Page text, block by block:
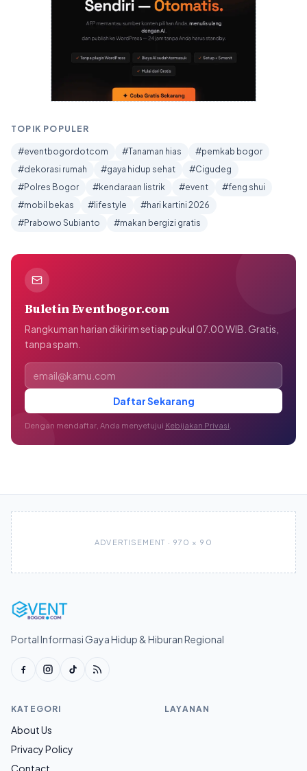
TOPIK POPULER
#eventbogordotcom #Tanaman hias
#pemkab bogor
#dekorasi rumah
#gaya hidup sehat
#Cigudeg
#Polres Bogor
#kendaraan listrik #event
#feng shui
#mobil bekas
#lifestyle
#hari kartini 2026
#Prabowo Subianto
#makan bergizi gratis
Buletin Eventbogor.com
Rangkuman harian dikirim setiap pukul 07.00 WIB. Gratis,
tanpa spam.
Alamat email
Daftar Sekarang
Dengan mendaftar, Anda menyetujui Kebijakan Privasi
ADVERTISEMENT · 970 × 90
Portal Informasi Gaya Hidup & Hiburan Regional
KATEGORI
About Us
Privacy Policy
Contact
LAYANAN